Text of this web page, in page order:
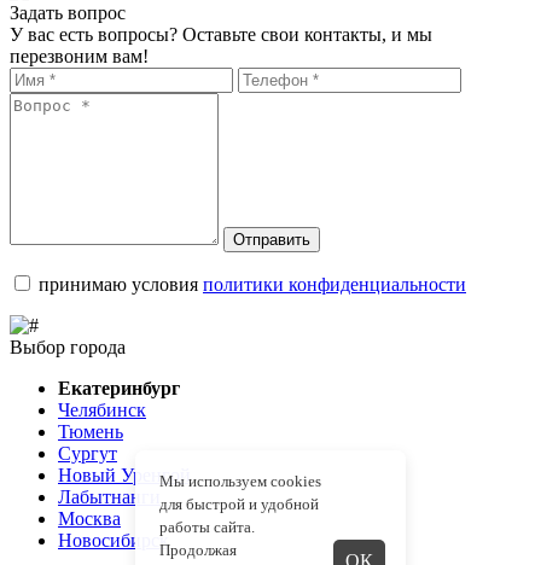
Задать вопрос
У вас есть вопросы? Оставьте свои контакты, и мы
перезвоним вам!
Отправить
принимаю условия политики конфиденциальности
Выбор города
Екатеринбург
Челябинск
Тюмень
Сургут
Новый Уренгой
Лабытнанги
Москва
Новосибирск
Мы используем cookies
для быстрой и удобной
работы сайта.
Продолжая
ОК